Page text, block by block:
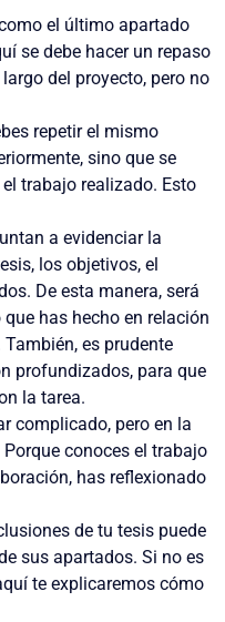
el último apartado
se debe hacer un repaso
del proyecto, pero no
repetir el mismo
sino que se
trabajo realizado. Esto
a evidenciar la
los objetivos, el
De esta manera, será
has hecho en relación
es prudente
profundizados, para que
la tarea.
complicado, pero en la
conoces el trabajo
has reflexionado
de tu tesis puede
sus apartados. Si no es
te explicaremos cómo